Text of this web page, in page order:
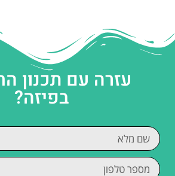
עזרה עם תכנון
בפיזה?